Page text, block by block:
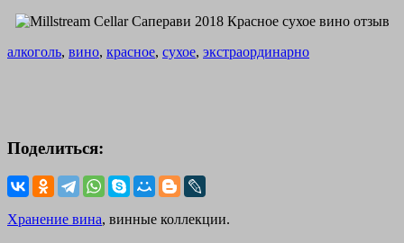
алкоголь, вино, красное, сухое, экстраординарно
Поделиться:
Хранение вина, винные коллекции.